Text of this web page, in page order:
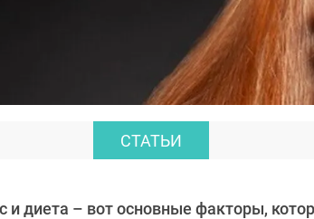
СТАТЬИ
и диета – вот основные факторы,